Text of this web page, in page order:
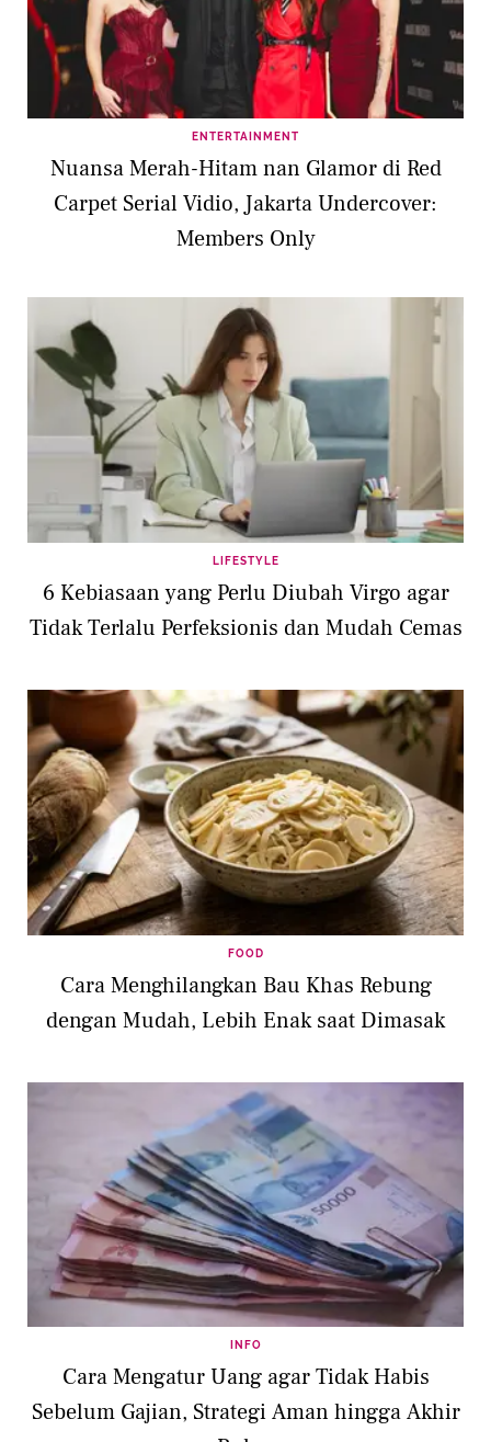
ENTERTAINMENT
Nuansa Merah-Hitam nan Glamor di Red
Carpet Serial Vidio, Jakarta Undercover:
Members Only
LIFESTYLE
6 Kebiasaan yang Perlu Diubah Virgo agar
Tidak Terlalu Perfeksionis dan Mudah Cemas
FOOD
Cara Menghilangkan Bau Khas Rebung
dengan Mudah, Lebih Enak saat Dimasak
INFO
Cara Mengatur Uang agar Tidak Habis
Sebelum Gajian, Strategi Aman hingga Akhir